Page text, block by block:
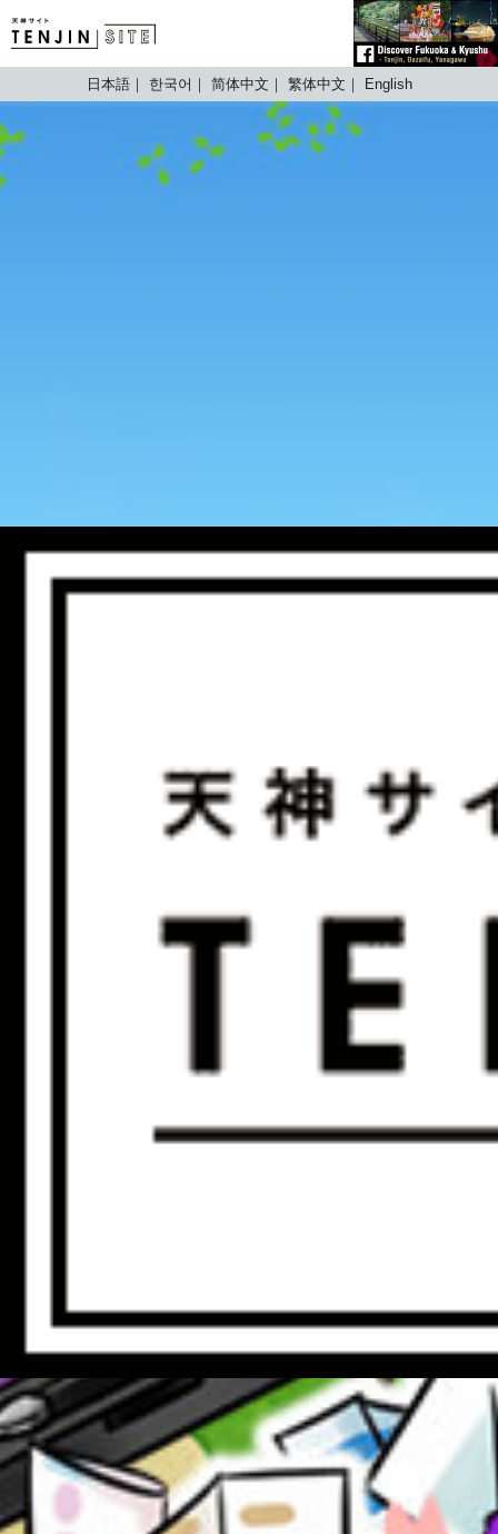
TENJIN SITE
日本語 한국어 简体中文 繁体中文 English